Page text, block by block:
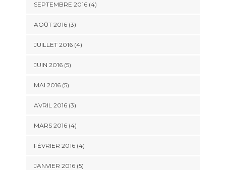
SEPTEMBRE 2016(4)
AOÛT 2016(3)
JUILLET 2016(4)
JUIN 2016(5)
MAI 2016(5)
AVRIL 2016(3)
MARS 2016(4)
FÉVRIER 2016(4)
JANVIER 2016(5)